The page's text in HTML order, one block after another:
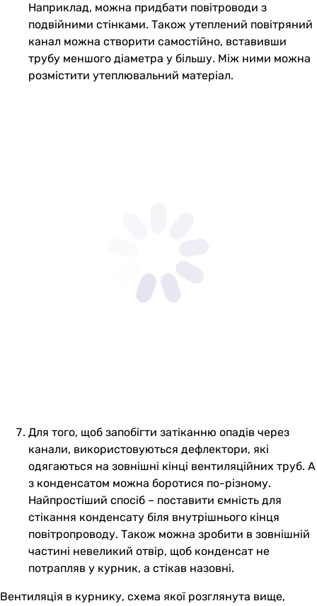
Наприклад, можна придбати повітроводи з
подвійними стінками. Також утеплений повітряний
канал можна створити самостійно, вставивши
трубу меншого діаметра у більшу. Між ними можна
розмістити утеплювальний матеріал.
Для того, щоб запобігти затіканню опадів через
канали, використовуються дефлектори, які
одягаються на зовнішні кінці вентиляційних труб. А
з конденсатом можна боротися по-різному.
Найпростіший спосіб – поставити ємність для
стікання конденсату біля внутрішнього кінця
повітропроводу. Також можна зробити в зовнішній
частині невеликий отвір, щоб конденсат не
потрапляв у курник, а стікав назовні.
Вентиляція в курнику, схема якої розглянута вище,